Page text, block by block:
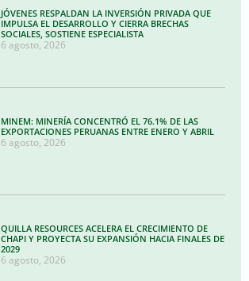
JÓVENES RESPALDAN LA INVERSIÓN PRIVADA QUE
IMPULSA EL DESARROLLO Y CIERRA BRECHAS
SOCIALES, SOSTIENE ESPECIALISTA
6 agosto, 2026
MINEM: MINERÍA CONCENTRÓ EL 76.1% DE LAS
EXPORTACIONES PERUANAS ENTRE ENERO Y ABRIL
6 agosto, 2026
QUILLA RESOURCES ACELERA EL CRECIMIENTO DE
CHAPI Y PROYECTA SU EXPANSIÓN HACIA FINALES DE
2029
6 agosto, 2026